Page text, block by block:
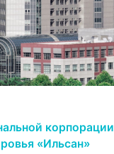
корпорации
«Ильсан»